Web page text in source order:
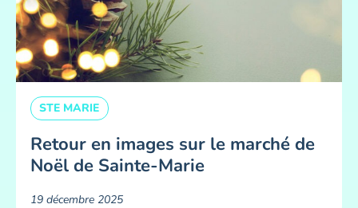
STE MARIE
Retour en images sur le marché de
Noël de Sainte-Marie
19 décembre 2025